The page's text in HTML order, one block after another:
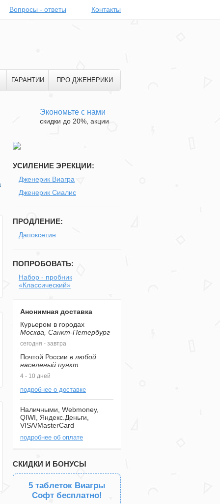
Вопросы - ответы Контакты
ГАРАНТИИ ПРО ДЖЕНЕРИКИ
Экономьте с нами
скидки до 20%, акции
УСИЛЕНИЕ ЭРЕКЦИИ:
Дженерик Виагра
Дженерик Сиалис
ПРОДЛЕНИЕ:
Дапоксетин
ПОПРОБОВАТЬ:
Набор - пробник
«Классический»
Анонимная доставка
Курьером в городах
Москва, Санкт-Петербург
сегодня - завтра
Почтой России в любой
населеный пункт
4 - 10 дней
подробнее о доставке
Наличными, Webmoney,
QIWI, Яндекс.Деньги,
VISA/MasterCard
подробнее об оплате
СКИДКИ И БОНУСЫ
5 таблеток Виагры
Софт бесплатно!